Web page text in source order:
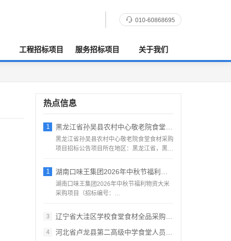
010-60868695
工程招标项目 服务招标项目 关于我们
热点信息
1 黑龙江省孙吴县农村中心敬老院食堂食材采购
黑龙江省孙吴县农村中心敬老院食堂食材采购
项目招标公告项目所在地区：黑龙江省，黑河
1 湖南口味王集团2026年中秋节福利物资大
湖南口味王集团2026年中秋节福利物资大米
采购项目（招标编号：
3
辽宁省大洼区学校食堂食材全品采购配送服务
4 河北省卢龙县第二高级中学食堂人员管理服务